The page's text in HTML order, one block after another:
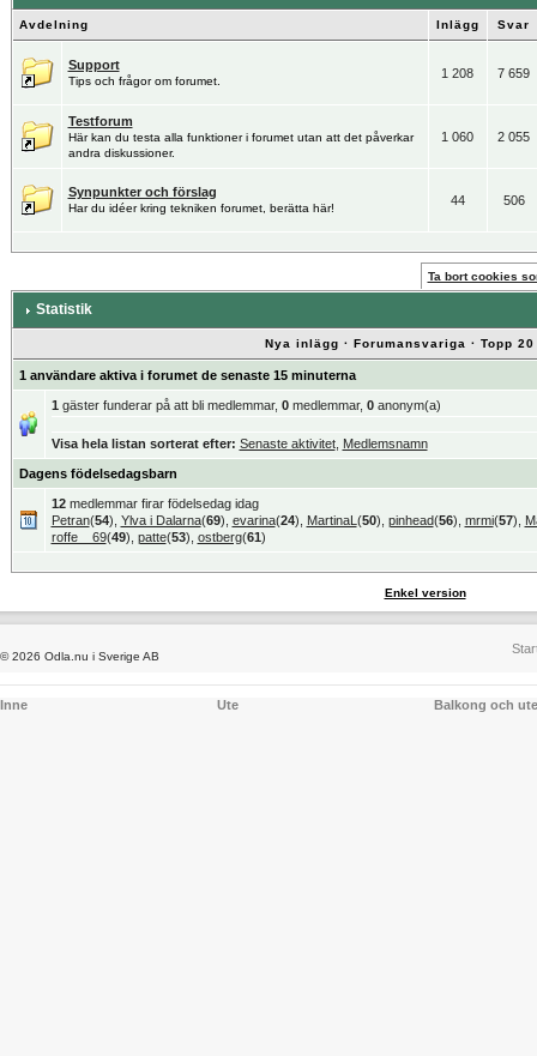
Avdelning Inlägg Svar
Support
Tips och frågor om forumet.
1 208 7 659
Testforum
Här kan du testa alla funktioner i forumet utan att det påverkar
andra diskussioner.
1 060 2 055
Synpunkter och förslag
Har du idéer kring tekniken forumet, berätta här!
44 506
Ta bort cookies
Statistik
Nya inlägg · Forumansvariga · Topp
1 användare aktiva i forumet de senaste 15 minuterna
1 gäster funderar på att bli medlemmar, 0medlemmar, 0anonym(a)
Visa hela listan sorterat efter: Senaste aktivitet, Medlemsnamn
Dagens födelsedagsbarn
12medlemmar firar födelsedag idag
Petran(54), Ylva i Dalarna(69), evarina(24), MartinaL (50), pinhead(56), mrmi(57),
roffe__69(49), patte(53), ostberg(61)
Enkel version
© 2026 Odla.nu i Sverige AB
Inne Ute Balkong och